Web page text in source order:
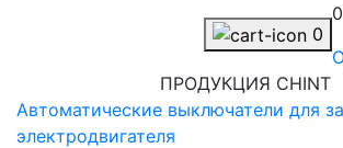
0
ПРОДУКЦИЯ CHINT
Автоматические выключатели для
электродвигателя